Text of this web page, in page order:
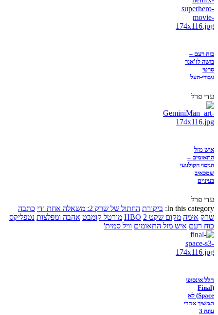
כוח רעם –
בושה לז'אנר
סרטי
גיבורי-העל
עדי פרל
איש מזל
התאומים –
הניסוי הקולנועי
שמכאיב
בעיניים
עדי פרל
In this category: ביקורת החתול של שרק 2: משאלה אחת ודי
כתבה
שרק אימה מקום שקט 2 HBO מורטל קומבט אהבה ומפלצות נטפליקס
כוח רעם איש מזל התאומים וויל סמית'
חלל אינסופי
(Final
Space) לא
תמשיך אחרי
עונה 3